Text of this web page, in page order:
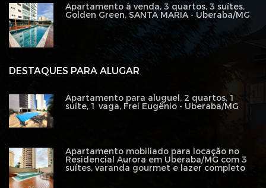
DESTAQUES PARA ALUGAR
Apartamento para aluguel, 2 quartos, 1
suíte, 1 vaga, Frei Eugênio - Uberaba/MG
Apartamento mobiliado para locação no
Residencial Aurora em Uberaba/MG com 3
suítes, varanda gourmet e lazer completo
Apartamento à venda, 3 quartos, 3 suítes,
Golden Green, SANTA MARIA - Uberaba/MG